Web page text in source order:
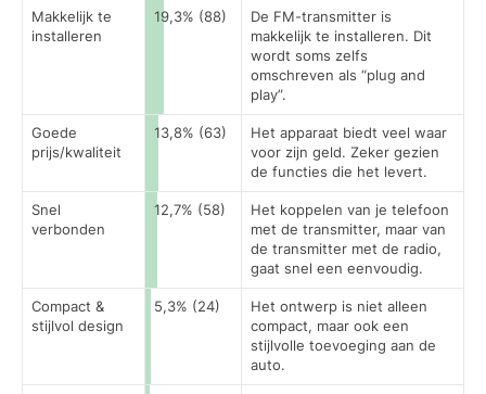
Makkelijk te
installeren
19,3% (88)
De FM-transmitter is
makkelijk te installeren. Dit
wordt soms zelfs
omschreven als “plug and
play”.
Goede
prijs/kwaliteit
13,8% (63)
Het apparaat biedt veel waar
voor zijn geld. Zeker gezien
de functies die het levert.
Snel
verbonden
12,7% (58)
Het koppelen van je telefoon
met de transmitter, maar van
de transmitter met de radio,
gaat snel een eenvoudig.
Compact &
stijlvol design
5,3% (24)
Het ontwerp is niet alleen
compact, maar ook een
stijlvolle toevoeging aan de
auto.